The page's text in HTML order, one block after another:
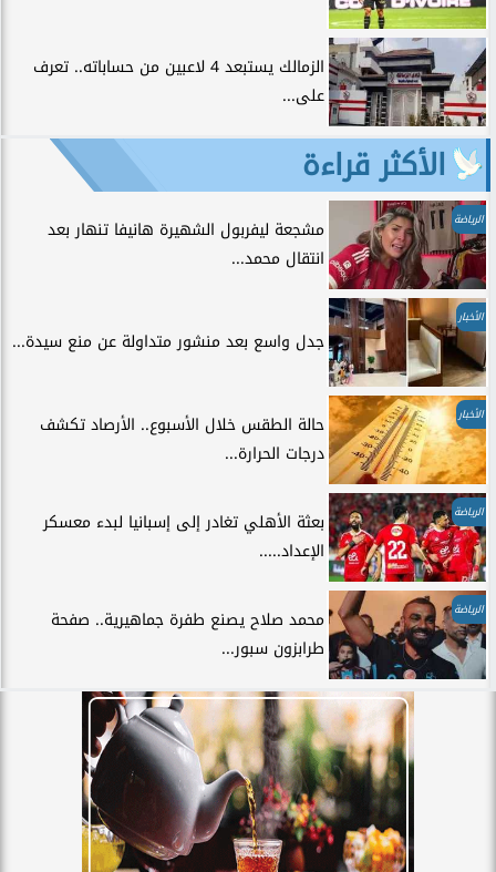
الزمالك يستبعد 4 لاعبين من حساباته.. تعرف
على...
الأكثر قراءة
الرياضة
مشجعة ليفربول الشهيرة هانيفا تنهار بعد
انتقال محمد...
الأخبار
جدل واسع بعد منشور متداولة عن منع سيدة...
الأخبار
حالة الطقس خلال الأسبوع.. الأرصاد تكشف
درجات الحرارة...
الرياضة
بعثة الأهلي تغادر إلى إسبانيا لبدء معسكر
الإعداد.....
الرياضة
محمد صلاح يصنع طفرة جماهيرية.. صفحة
طرابزون سبور...